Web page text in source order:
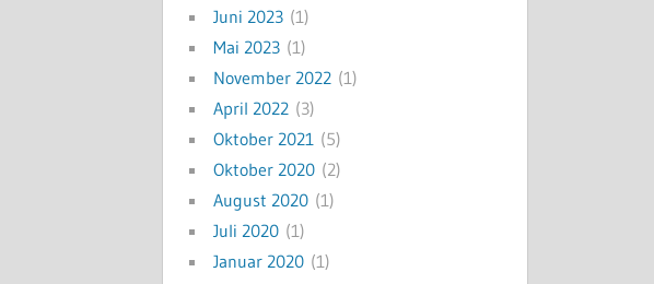
Juni 2023 (1)
Mai 2023 (1)
November 2022 (1)
April 2022 (3)
Oktober 2021 (5)
Oktober 2020 (2)
August 2020 (1)
Juli 2020 (1)
Januar 2020 (1)